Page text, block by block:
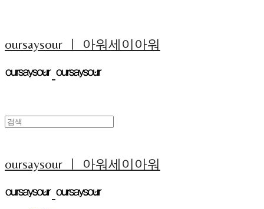
oursaysour ㅣ 아워세이아워
oursaysour ㅣ 아워세이아워